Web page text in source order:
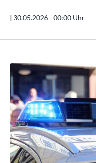
| 30.05.2026 - 00:00 Uhr